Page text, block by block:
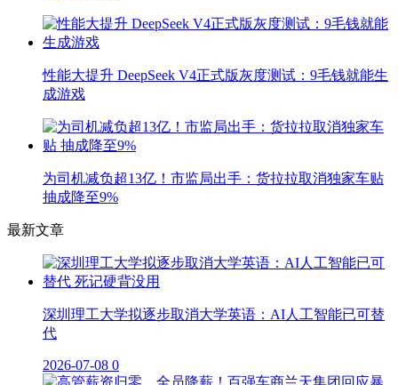
性能大提升 DeepSeek V4正式版灰度测试：9毛钱就能生
成游戏
为司机减负超13亿！市监局出手：货拉拉取消独家车贴
抽成降至9%
最新文章
深圳理工大学拟逐步取消大学英语：AI人工智能已可替
代
2026-07-08 0